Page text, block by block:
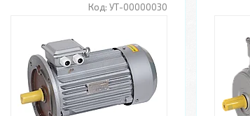
УТ-00000030